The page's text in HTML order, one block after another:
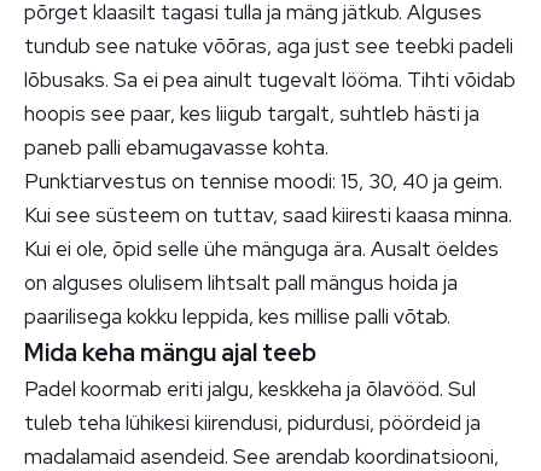
põrget klaasilt tagasi tulla ja mäng jätkub. Alguses
tundub see natuke võõras, aga just see teebki padeli
lõbusaks. Sa ei pea ainult tugevalt lööma. Tihti võidab
hoopis see paar, kes liigub targalt, suhtleb hästi ja
paneb palli ebamugavasse kohta.
Punktiarvestus on tennise moodi: 15, 30, 40 ja geim.
Kui see süsteem on tuttav, saad kiiresti kaasa minna.
Kui ei ole, õpid selle ühe mänguga ära. Ausalt öeldes
on alguses olulisem lihtsalt pall mängus hoida ja
paarilisega kokku leppida, kes millise palli võtab.
Mida keha mängu ajal teeb
Padel koormab eriti jalgu, keskkeha ja õlavööd. Sul
tuleb teha lühikesi kiirendusi, pidurdusi, pöördeid ja
madalamaid asendeid. See arendab koordinatsiooni,